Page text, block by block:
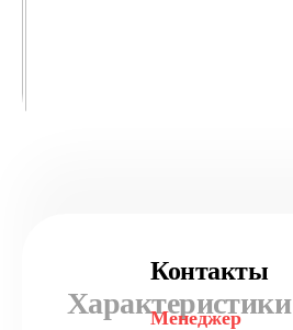
Характеристики
Контакты
Менеджер